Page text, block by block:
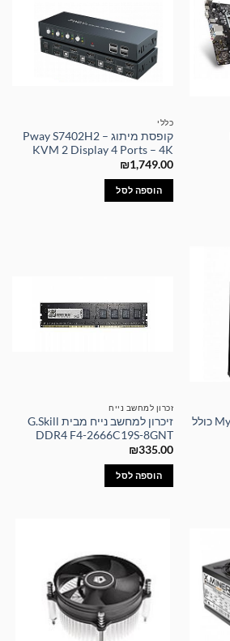
כללי
קופסת מיתוג – Pway S7402H2
KVM 2 Display 4 Ports – 4K
₪1,749.00
הוספה לסל
מארז מחשב איכותי Mystic 9 כולל
זכרון למחשב נייח
זיכרון למחשב נייח מבית G.Skill
DDR4 F4-2666C19S-8GNT
₪335.00
הוספה לסל